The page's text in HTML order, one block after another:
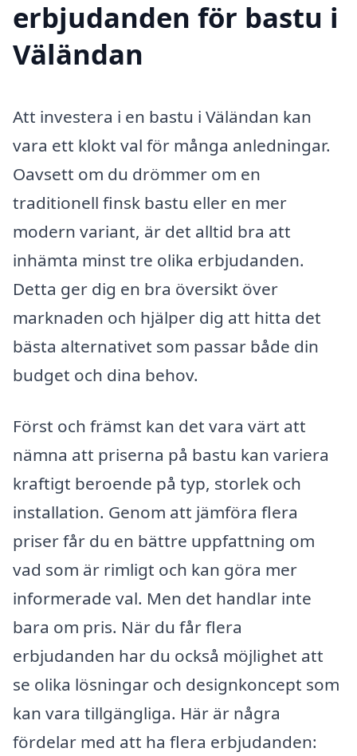
erbjudanden för bastu i
Väländan
Att investera i en bastu i Väländan kan
vara ett klokt val för många anledningar.
Oavsett om du drömmer om en
traditionell finsk bastu eller en mer
modern variant, är det alltid bra att
inhämta minst tre olika erbjudanden.
Detta ger dig en bra översikt över
marknaden och hjälper dig att hitta det
bästa alternativet som passar både din
budget och dina behov.
Först och främst kan det vara värt att
nämna att priserna på bastu kan variera
kraftigt beroende på typ, storlek och
installation. Genom att jämföra flera
priser får du en bättre uppfattning om
vad som är rimligt och kan göra mer
informerade val. Men det handlar inte
bara om pris. När du får flera
erbjudanden har du också möjlighet att
se olika lösningar och designkoncept som
kan vara tillgängliga. Här är några
fördelar med att ha flera erbjudanden: